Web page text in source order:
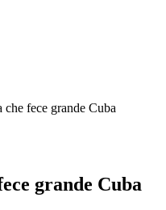
fece grande Cuba
grande Cuba